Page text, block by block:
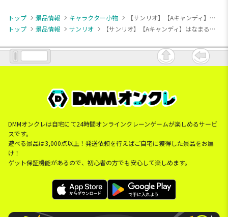
トップ 景品情報 キャラクター小物
【サンリオ】【Aキャンディ】はなまるおばけ マスコットなの2
トップ
景品情報 サンリオ 【サンリオ】【Aキャンディ】はなまるおばけ マスコットなの2
DMMオンクレは自宅にて24時間オンラインクレーンゲームが楽しめるサービ
スです。
遊べる景品は3,000点以上！発送依頼を行えばご自宅に獲得した景品をお届
け！
ゲット保証機能があるので、初心者の方でも安心して楽しめます。